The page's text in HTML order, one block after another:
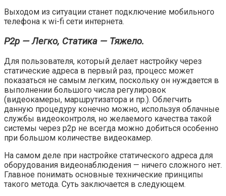
Выходом из ситуации станет подключение мобильного
телефона к wi-fi сети интернета.
P2p — Легко, Статика — Тяжело.
Для пользователя, который делает настройку через
статические адреса в первый раз, процесс может
показаться не самым легким, поскольку он нуждается в
выполнении большого числа регулировок
(видеокамеры, маршрутизатора и пр.). Облегчить
данную процедуру конечно можно, используя облачные
службы видеоконтроля, но желаемого качества такой
системы через p2p не всегда можно добиться особенно
при большом количестве видеокамер.
На самом деле при настройке статического адреса для
оборудования видеонаблюдения — ничего сложного нет.
Главное понимать основные технические принципы
такого метода. Суть заключается в следующем.